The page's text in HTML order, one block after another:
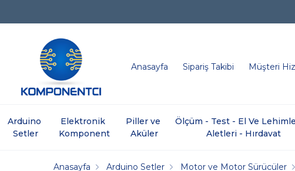
Anasayfa Sipariş Takibi Müşteri
Arduino
Setler
Elektronik
Komponent
Piller ve
Aküler
Ölçüm - Test - El Ve
Aletleri - Hırdavat
Anasayfa Arduino Setler Motor ve Motor Sürücüler